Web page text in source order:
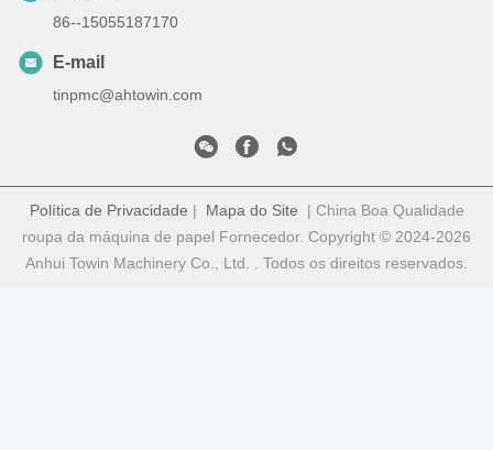
86--15055187170
E-mail
tinpmc@ahtowin.com
Política de Privacidade | Mapa do Site | China Boa Qualidade
roupa da máquina de papel Fornecedor. Copyright © 2024-2026
Anhui Towin Machinery Co., Ltd. . Todos os direitos reservados.